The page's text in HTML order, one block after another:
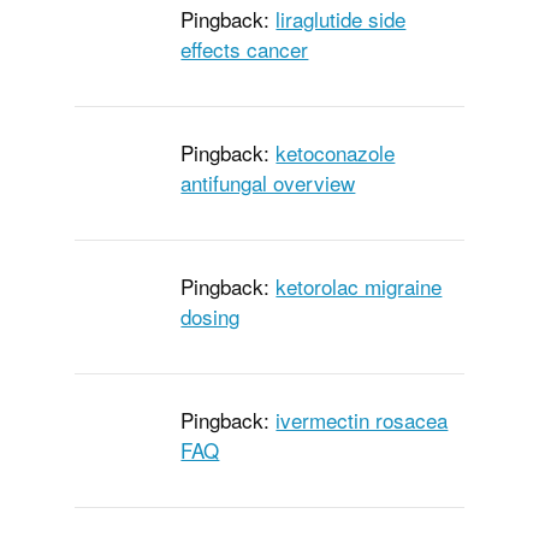
Pingback: liraglutide side
effects cancer
Pingback: ketoconazole
antifungal overview
Pingback: ketorolac migraine
dosing
Pingback: ivermectin rosacea
FAQ